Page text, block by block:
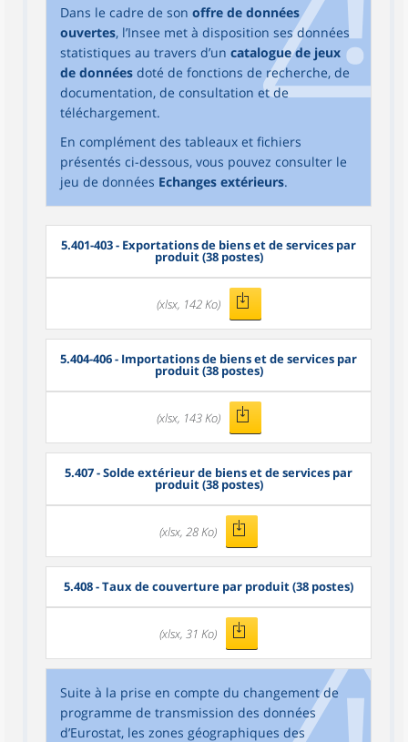
Dans le cadre de son offre de données
ouvertes, l’Insee met à disposition ses données
statistiques au travers d’un catalogue de jeux
de données doté de fonctions de recherche, de
documentation, de consultation et de
téléchargement.
En complément des tableaux et fichiers
présentés ci-dessous, vous pouvez consulter le
jeu de données Echanges extérieurs.
5.401-403 - Exportations de biens et de services par
produit (38 postes)
(xlsx, 142 Ko)
5.404-406 - Importations de biens et de services par
produit (38 postes)
(xlsx, 143 Ko)
5.407 - Solde extérieur de biens et de services par
produit (38 postes)
(xlsx, 28 Ko)
5.408 - Taux de couverture par produit (38 postes)
(xlsx, 31 Ko)
Suite à la prise en compte du changement de
programme de transmission des données
d’Eurostat, les zones géographiques des